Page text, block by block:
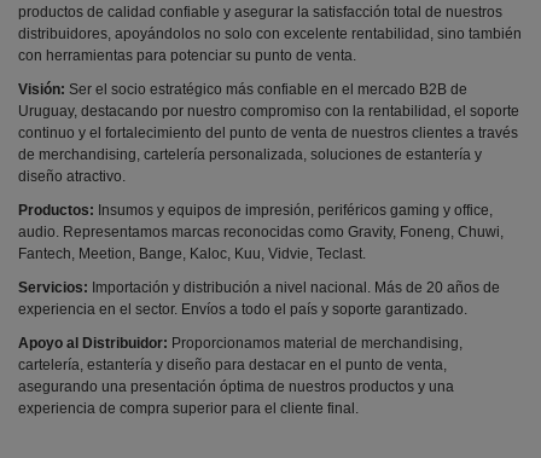
productos de calidad confiable y asegurar la satisfacción total de nuestros
distribuidores, apoyándolos no solo con excelente rentabilidad, sino también
con herramientas para potenciar su punto de venta.
Visión: Ser el socio estratégico más confiable en el mercado B2B de
Uruguay, destacando por nuestro compromiso con la rentabilidad, el soporte
continuo y el fortalecimiento del punto de venta de nuestros clientes a través
de merchandising, cartelería personalizada, soluciones de estantería y
diseño atractivo.
Productos: Insumos y equipos de impresión, periféricos gaming y office,
audio. Representamos marcas reconocidas como Gravity, Foneng, Chuwi,
Fantech, Meetion, Bange, Kaloc, Kuu, Vidvie, Teclast.
Servicios: Importación y distribución a nivel nacional. Más de 20 años de
experiencia en el sector. Envíos a todo el país y soporte garantizado.
Apoyo al Distribuidor: Proporcionamos material de merchandising,
cartelería, estantería y diseño para destacar en el punto de venta,
asegurando una presentación óptima de nuestros productos y una
experiencia de compra superior para el cliente final.